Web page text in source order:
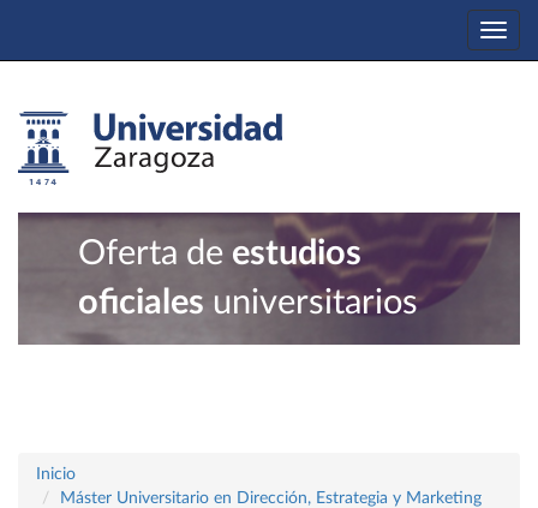
Oferta de estudios
oficiales universitarios
Inicio
Máster Universitario en Dirección, Estrategia y Marketing